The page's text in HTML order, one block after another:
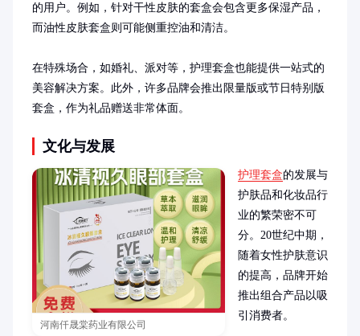
的用户。例如，针对干性皮肤的套盒会包含更多保湿产品，
而油性皮肤套盒则可能侧重控油和清洁。
在特殊场合，如婚礼、派对等，护理套盒也能提供一站式的
美容解决方案。此外，许多品牌会推出限量版或节日特别版
套盒，作为礼品赠送非常体面。
文化与发展
河南仟晟棠药业有限公司
护理套盒的发展与
护肤品和化妆品行
业的繁荣密不可
分。20世纪中期，
随着女性护肤意识
的提高，品牌开始
推出组合产品以吸
引消费者。